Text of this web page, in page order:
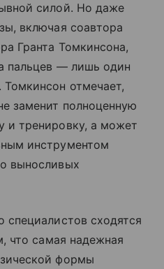
силой. Но даже
включая соавтора
Гранта Томкинсона,
пальцев — лишь один
отмечает,
заменит полноценную
и тренировку, а может
инструментом
выносливых
сходятся
что самая надежная
формы